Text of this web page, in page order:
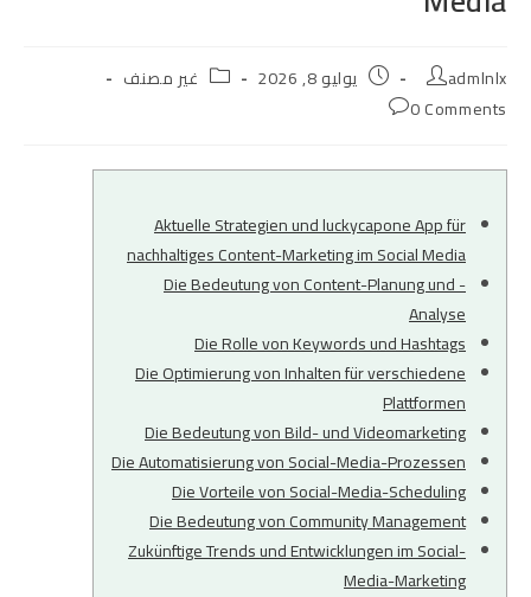
Post
author:
admlnlx
Post
published:
يوليو 8, 2026 Post
category:
غير مصنف
Post
0 Comments
Aktuelle Strategien und luckycapone App für
nachhaltiges Content-Marketing im Social Media
Die Bedeutung von Content-Planung und -
Analyse
Die Rolle von Keywords und Hashtags
Die Optimierung von Inhalten für verschiedene
Plattformen
Die Bedeutung von Bild- und Videomarketing
Die Automatisierung von Social-Media-Prozessen
Die Vorteile von Social-Media-Scheduling
Die Bedeutung von Community Management
Zukünftige Trends und Entwicklungen im Social-
Media-Marketing